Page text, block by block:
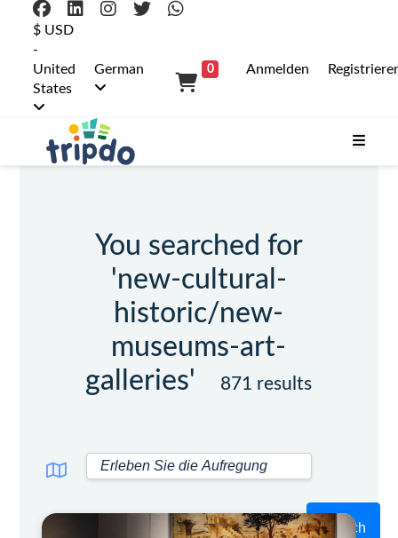
$ USD
-
United
States
German 0 Anmelden
You searched for
'new-cultural-
historic/new-
museums-art-
galleries'
871 results
Search